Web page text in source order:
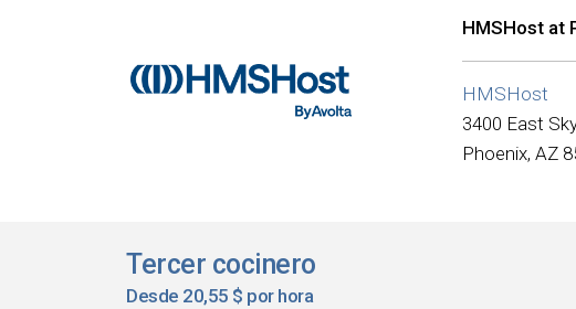
HMSHost at
HMSHost
3400 East
Phoenix, AZ
Tercer cocinero
Desde 20,55 $ por hora